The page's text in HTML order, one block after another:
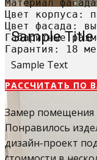
Sample Title
Sample Text
Материал
Цвет корпуса:
Цвет фасада:
Габаритные
Гарантия: 18
РАССЧИТАТЬ​ ПО
Замер помещения
Понравилось
дизайн-проект